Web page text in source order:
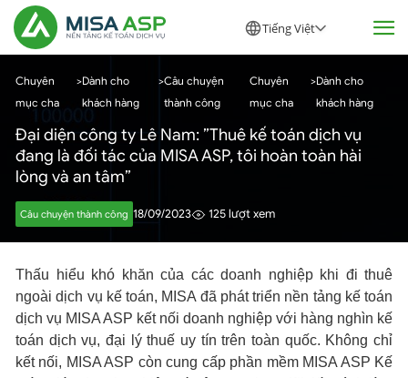
Tiếng Việt
Chuyên
mục cha
>Dành cho
khách hàng
>Câu chuyện
thành công
Chuyên
mục cha
>Dành cho
khách hàng
Đại diện công ty Lê Nam: ”Thuê kế toán dịch vụ
đang là đối tác của MISA ASP, tôi hoàn toàn hài
lòng và an tâm”
Câu chuyện thành công 18/09/2023 125 lượt xem
Thấu hiểu khó khăn của các doanh nghiệp khi đi thuê
ngoài dịch vụ kế toán, MISA đã phát triển nền tảng kế toán
dịch vụ MISA ASP kết nối doanh nghiệp với hàng nghìn kế
toán dịch vụ, đại lý thuế uy tín trên toàn quốc. Không chỉ
kết nối, MISA ASP còn cung cấp phần mềm MISA ASP Kế